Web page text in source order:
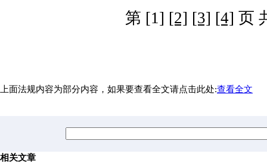
第 [1] [2] [3] [4] 页
上面法规内容为部分内容，如果要查看全文请点击此处:查看全文
相关文章